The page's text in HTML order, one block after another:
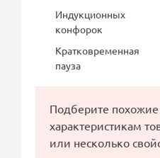
Индукционных
конфорок
Кратковременная
пауза
Подберите
характеристикам
или несколько